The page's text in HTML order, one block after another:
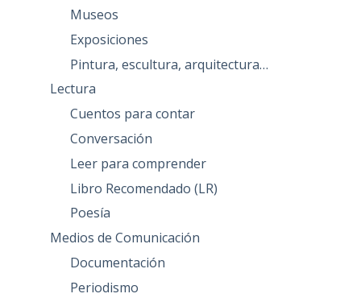
Museos
Exposiciones
Pintura, escultura, arquitectura…
Lectura
Cuentos para contar
Conversación
Leer para comprender
Libro Recomendado (LR)
Poesía
Medios de Comunicación
Documentación
Periodismo